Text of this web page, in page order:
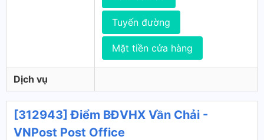
Tuyến đường
Mặt tiền cửa hàng
Dịch vụ
[312943] Điểm BĐVHX Vần Chải -
VNPost Post Office